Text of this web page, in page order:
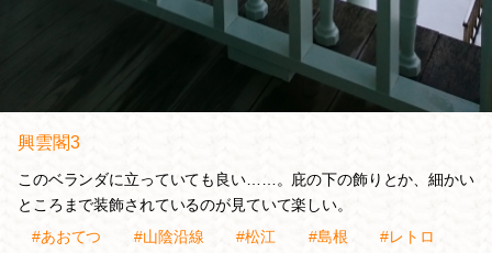
興雲閣3
このベランダに立っていても良い……。庇の下の飾りとか、細かい
ところまで装飾されているのが見ていて楽しい。
#あおてつ
#山陰沿線 #松江 #島根 #レトロ